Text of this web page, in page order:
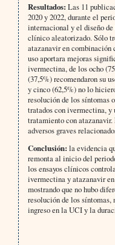
Resultados: Las 11
2020 y 2022, durante el
internacional y el diseño
clínico aleatorizado. Sólo
atazanavir en combinación
uso aportara mejoras
ivermectina, de los ocho
(37,5%) recomendaron su
y cinco (62,5%) no lo
resolución de los síntomas
tratados con ivermectina, y
tratamiento con
adversos graves
Conclusión: la evidencia
remonta al inicio del
los ensayos clínicos
ivermectina y atazanavir
mostrando que no hubo
resolución de los síntomas,
ingreso en la UCI y la